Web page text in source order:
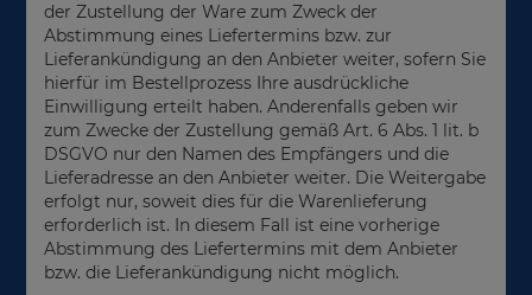
der Zustellung der Ware zum Zweck der
Abstimmung eines Liefertermins bzw. zur
Lieferankündigung an den Anbieter weiter, sofern Sie
hierfür im Bestellprozess Ihre ausdrückliche
Einwilligung erteilt haben. Anderenfalls geben wir
zum Zwecke der Zustellung gemäß Art. 6 Abs. 1 lit. b
DSGVO nur den Namen des Empfängers und die
Lieferadresse an den Anbieter weiter. Die Weitergabe
erfolgt nur, soweit dies für die Warenlieferung
erforderlich ist. In diesem Fall ist eine vorherige
Abstimmung des Liefertermins mit dem Anbieter
bzw. die Lieferankündigung nicht möglich.